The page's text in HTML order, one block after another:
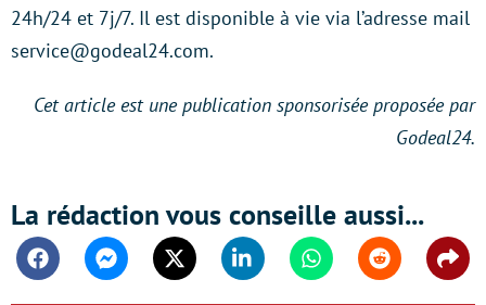
24h/24 et 7j/7. Il est disponible à vie via l’adresse mail
service@godeal24.com.
Cet article est une publication sponsorisée proposée par
Godeal24.
La rédaction vous conseille aussi...
FacebookMessengerTwitter Linkedin WhatsappReddit